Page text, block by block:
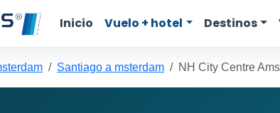
Inicio Vuelo + hotel Destinos
Santiago a msterdam NH City Centre